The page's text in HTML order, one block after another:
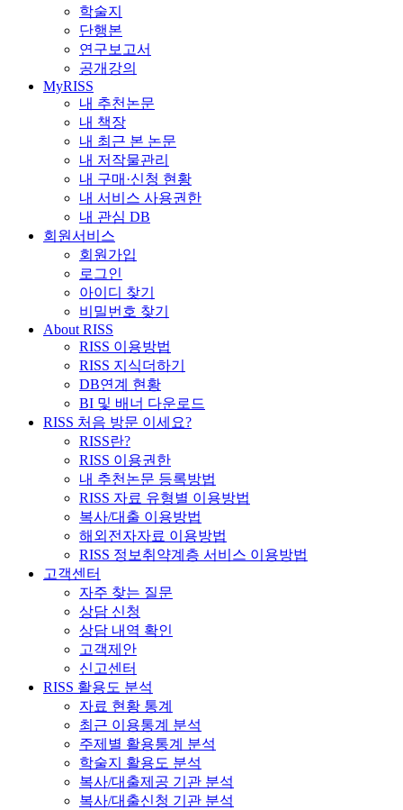
학술지
단행본
연구보고서
공개강의
MyRISS
내 추천논문
내 책장
내 최근 본 논문
내 저작물관리
내 구매·신청 현황
내 서비스 사용권한
내 관심 DB
회원서비스
회원가입
로그인
아이디 찾기
비밀번호 찾기
About RISS
RISS 이용방법
RISS 지식더하기
DB연계 현황
BI 및 배너 다운로드
RISS 처음 방문 이세요?
RISS란?
RISS 이용권한
내 추천논문 등록방법
RISS 자료 유형별 이용방법
복사/대출 이용방법
해외전자자료 이용방법
RISS 정보취약계층 서비스 이용방법
고객센터
자주 찾는 질문
상담 신청
상담 내역 확인
고객제안
신고센터
RISS 활용도 분석
자료 현황 통계
최근 이용통계 분석
주제별 활용통계 분석
학술지 활용도 분석
복사/대출제공 기관 분석
복사/대출신청 기관 분석